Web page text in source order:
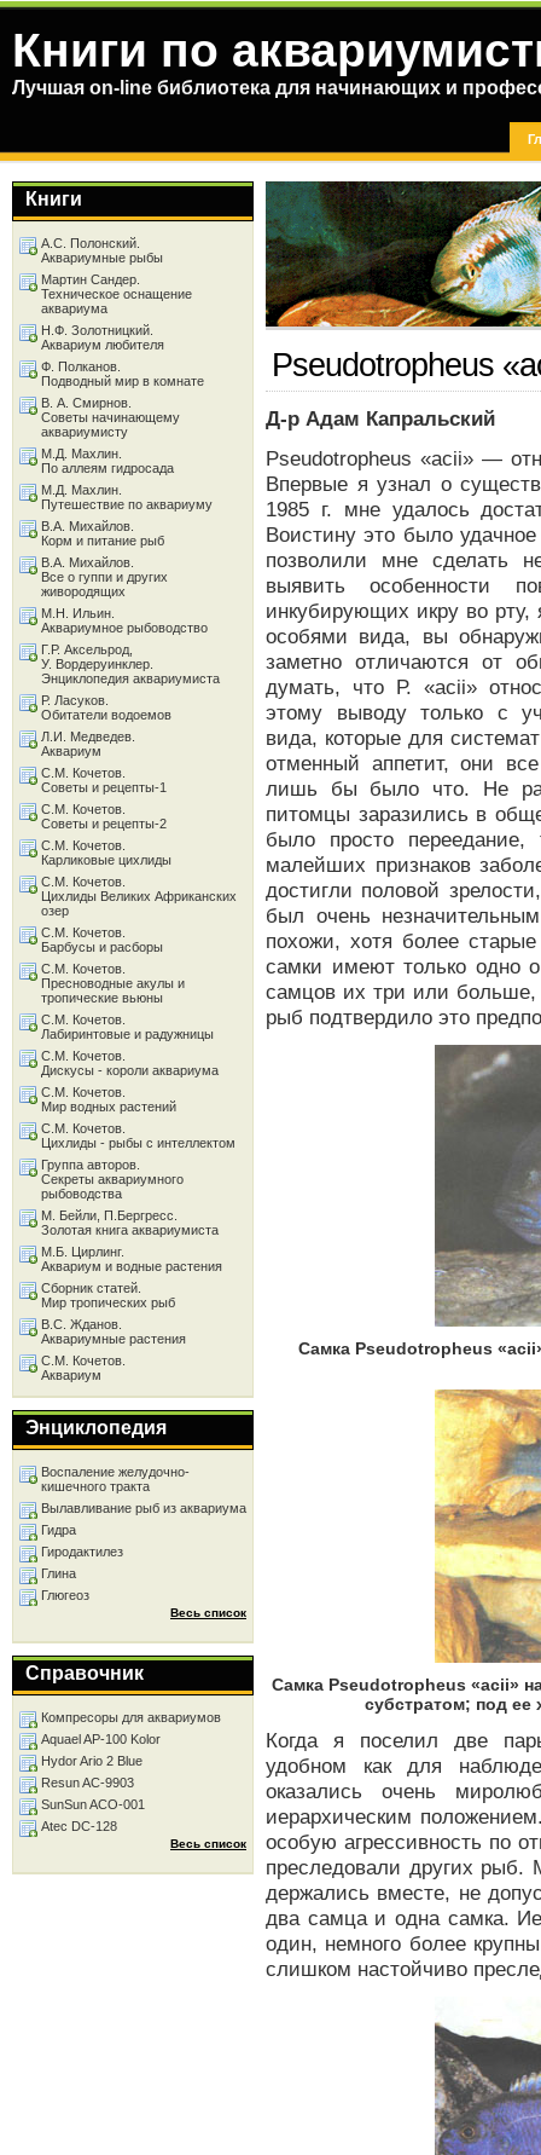
Книги по
Лучшая on-line библиотека для начинающих и
Pseudotropheus
Д-р Адам Капральский
Pseudotropheus «acii» —
Впервые я узнал о
1985 г. мне удалось
Воистину это было
позволили мне сделать
выявить особенности
инкубирующих икру во
особями вида, вы
заметно отличаются от
думать, что Р. «acii»
этому выводу только с
вида, которые для
отменный аппетит, они
лишь бы было что. Не
питомцы заразились в
было просто
малейших признаков
достигли половой
был очень
похожи, хотя более
самки имеют только одно
самцов их три или больше,
рыб подтвердило это
Самка Pseudotropheus
Самка Pseudotropheus «acii»
субстратом; под ее
Когда я поселил две
удобном как для
оказались очень
иерархическим
особую агрессивность по
преследовали других рыб.
держались вместе, не
два самца и одна самка.
один, немного более
слишком настойчиво
Книги
А.С. Полонский.
Аквариумные рыбы
Мартин Сандер.
Техническое оснащение
аквариума
Н.Ф. Золотницкий.
Аквариум любителя
Ф. Полканов.
Подводный мир в комнате
В. А. Смирнов.
Советы начинающему
аквариумисту
М.Д. Махлин.
По аллеям гидросада
М.Д. Махлин.
Путешествие по аквариуму
В.А. Михайлов.
Корм и питание рыб
В.А. Михайлов.
Все о гуппи и других
живородящих
М.Н. Ильин.
Аквариумное рыбоводство
Г.Р. Аксельрод,
У. Вордеруинклер.
Энциклопедия аквариумиста
Р. Ласуков.
Обитатели водоемов
Л.И. Медведев.
Аквариум
С.М. Кочетов.
Советы и рецепты-1
С.М. Кочетов.
Советы и рецепты-2
С.М. Кочетов.
Карликовые цихлиды
С.М. Кочетов.
Цихлиды Великих Африканских
озер
С.М. Кочетов.
Барбусы и расборы
С.М. Кочетов.
Пресноводные акулы и
тропические вьюны
С.М. Кочетов.
Лабиринтовые и радужницы
С.М. Кочетов.
Дискусы - короли аквариума
С.М. Кочетов.
Мир водных растений
С.М. Кочетов.
Цихлиды - рыбы с интеллектом
Группа авторов.
Секреты аквариумного
рыбоводства
М. Бейли, П.Бергресс.
Золотая книга аквариумиста
М.Б. Цирлинг.
Аквариум и водные растения
Сборник статей.
Мир тропических рыб
В.С. Жданов.
Аквариумные растения
С.М. Кочетов.
Аквариум
Энциклопедия
Воспаление желудочно-
кишечного тракта
Вылавливание рыб из аквариума
Гидра
Гиродактилез
Глина
Глюгеоз
Весь список
Справочник
Компресоры для аквариумов
Aquael AP-100 Kolor
Hydor Ario 2 Blue
Resun AC-9903
SunSun ACO-001
Atec DC-128
Весь список